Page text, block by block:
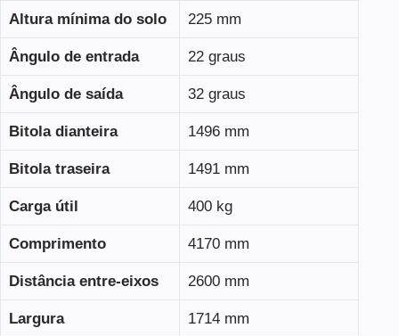
Altura mínima do solo 225 mm
Ângulo de entrada 22 graus
Ângulo de saída 32 graus
Bitola dianteira 1496 mm
Bitola traseira 1491 mm
Carga útil 400 kg
Comprimento 4170 mm
Distância entre-eixos 2600 mm
Largura 1714 mm